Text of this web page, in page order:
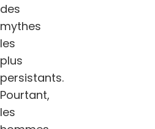
des
mythes
les
plus
persistants.
Pourtant,
les